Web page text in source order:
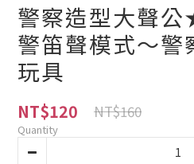
警察造型大聲
警笛聲模式～
玩具
NT$120 NT$160
Quantity